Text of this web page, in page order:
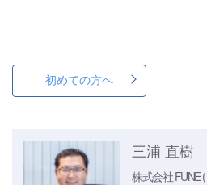
初めての方へ
三浦 直樹
株式会社 FUNE